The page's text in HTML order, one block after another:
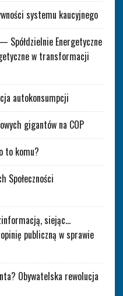
systemu kaucyjnego
Spółdzielnie Energetyczne
w transformacji
autokonsumpcji
gigantów na COP
to komu?
Społeczności
siejąc…
publiczną w sprawie
Obywatelska rewolucja